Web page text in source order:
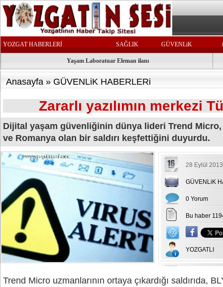
YOZGAT HABERLERİ SAĞLIK GÜVENLiK
Yaşam Laboratuar Eleman ilanı
Anasayfa » GÜVENLiK HABERLERi
Zararlı yazılımın merkezi
Dijital yaşam güvenliğinin dünya lideri Trend
ve Romanya olan bir saldırı keşfettiğini duyurdu.
28 Eylül
GÜVENLiK
0 Yorum
Bu haber
YOZGATLI
Trend Micro uzmanlarının ortaya çıkardığı saldırıda,